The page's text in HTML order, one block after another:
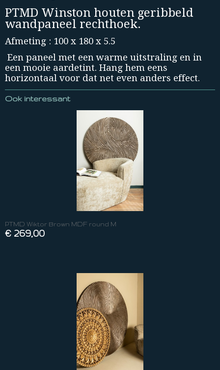
PTMD Winston houten geribbeld
wandpaneel rechthoek.
Afmeting : 100 x 180 x 5.5
Een paneel met een warme uitstraling en in
een mooie aardetint. Hang hem eens
horizontaal voor dat net even anders effect.
Ook interessant
PTMD Wiktor Brown MDF round M
€ 269,00